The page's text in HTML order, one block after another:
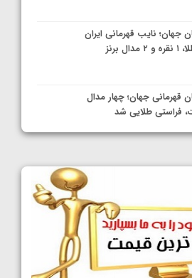
جهان؛ نایب قهرمانی ایران
قهرمانی جهان؛ چهار مدال
فراستی طلایی شد
جهان؛ رقبای نمایندگان